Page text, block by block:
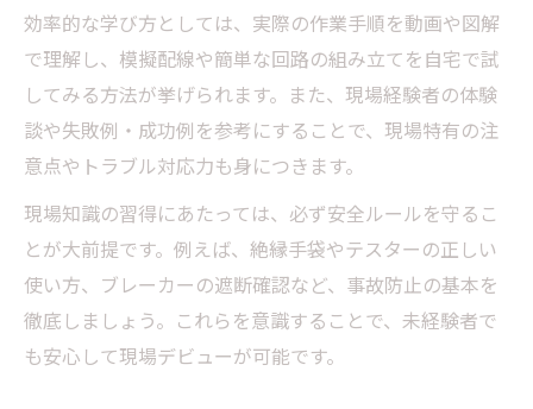
効率的な学び方としては、実際の作業手順を動画や図解
で理解し、模擬配線や簡単な回路の組み立てを自宅で試
してみる方法が挙げられます。また、現場経験者の体験
談や失敗例・成功例を参考にすることで、現場特有の注
意点やトラブル対応力も身につきます。
現場知識の習得にあたっては、必ず安全ルールを守るこ
とが大前提です。例えば、絶縁手袋やテスターの正しい
使い方、ブレーカーの遮断確認など、事故防止の基本を
徹底しましょう。これらを意識することで、未経験者で
も安心して現場デビューが可能です。